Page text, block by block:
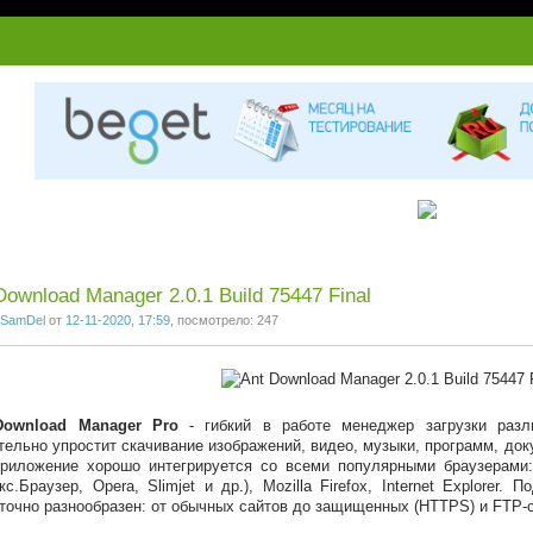
1 2 3 4 5 6 7
Manager 2.0.1 Build 75447 Final
SamDel от 12-11-2020, 17:59 , посмотрело: 247
Manager Pro- гибкий в работе менеджер загрузки
упростит скачивание изображений, видео, музыки, программ,
хорошо интегрируется со всеми популярными
Opera, Slimjet и др.), Mozilla Firefox, Internet Explorer.
разнообразен: от обычных сайтов до защищенных (HTTPS) и FTP-